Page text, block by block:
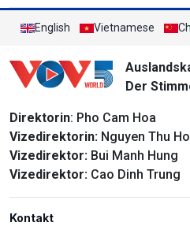
English Vietnamese
Der
Direktorin: Pho Cam Hoa
Vizedirektorin: Nguyen Thu
Vizedirektor: Bui Manh Hung
Vizedirektor: Cao Dinh Trung
Kontakt